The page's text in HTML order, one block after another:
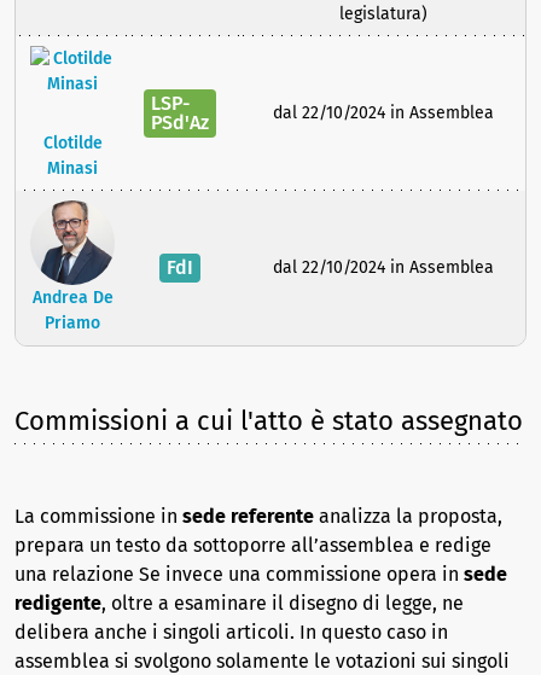
legislatura)
Clotilde
Minasi
LSP-
PSd'Az
dal 22/10/2024 in Assemblea
Andrea De
Priamo
FdI dal 22/10/2024 in Assemblea
Commissioni a cui l'atto è stato assegnato
La commissione in sede referente analizza la proposta,
prepara un testo da sottoporre all’assemblea e redige
una relazione Se invece una commissione opera in sede
redigente, oltre a esaminare il disegno di legge, ne
delibera anche i singoli articoli. In questo caso in
assemblea si svolgono solamente le votazioni sui singoli